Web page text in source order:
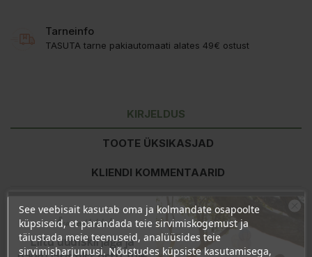
Tarneinfo
TASUTA tarne pakiautomaati alates 49€ ostust
KIRJELDUS
TOOTE ÜKSIKASJAD
KLIENDI KOMMENTAARID
Toitumisalane teave
100g kohta
Energiasisaldus
1490kJ/352kcal
Rasvad
2,2g
See veebisait kasutab oma ja kolmandate osapoolte
küpsiseid, et parandada teie sirvimiskogemust ja
täiustada meie teenuseid, analüüsides teie
sirvimisharjumusi. Nõustudes küpsiste kasutamisega,
Ära veel lahku!
Liitu uudiskirjaga ja